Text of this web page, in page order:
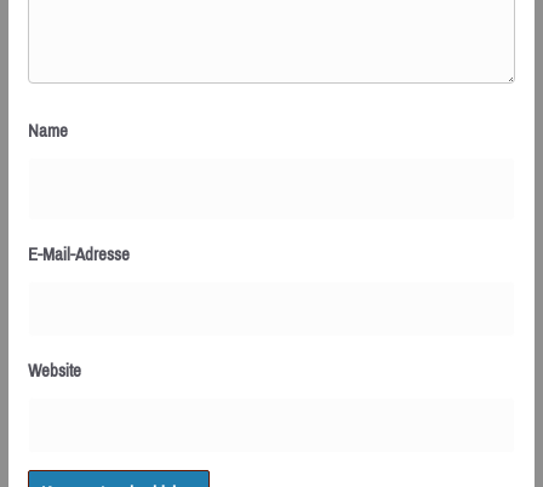
Name
E-Mail-Adresse
Website